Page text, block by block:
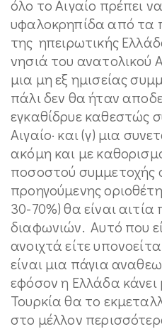
όλο το Αιγαίο πρέπει
υφαλοκρηπίδα από τα
της ηπειρωτικής
νησιά του ανατολικού
μια μη εξ ημισείας
πάλι δεν θα ήταν
εγκαθίδρυε καθεστώς
Αιγαίο· και (γ) μια
ακόμη και με
ποσοστού συμμετοχής
προηγούμενης
30-70%) θα είναι
διαφωνιών. Αυτό που
ανοιχτά είτε
είναι μια πάγια
εφόσον η Ελλάδα
Τουρκία θα το
στο μέλλον